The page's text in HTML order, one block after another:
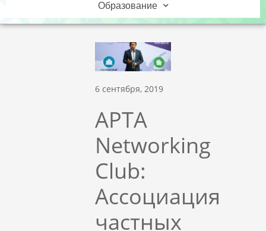
Образование
6 сентября, 2019
APTA
Networking
Club:
Ассоциация
частных